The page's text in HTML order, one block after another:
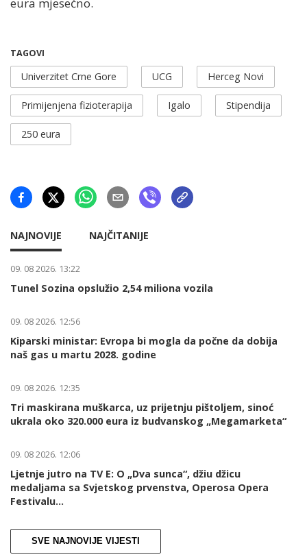
TAGOVI
Univerzitet Crne Gore UCG Herceg Novi
Primijenjena fizioterapija Igalo Stipendija
250 eura
NAJNOVIJE NAJČITANIJE
09. 08 2026. 13:22
Tunel Sozina opslužio 2,54 miliona vozila
09. 08 2026. 12:56
Kiparski ministar: Evropa bi mogla da počne da dobija
naš gas u martu 2028. godine
09. 08 2026. 12:35
Tri maskirana muškarca, uz prijetnju pištoljem, sinoć
ukrala oko 320.000 eura iz budvanskog „Megamarketa“
09. 08 2026. 12:06
Ljetnje jutro na TV E: O „Dva sunca“, džiu džicu
medaljama sa Svjetskog prvenstva, Operosa Opera
Festivalu...
SVE NAJNOVIJE VIJESTI